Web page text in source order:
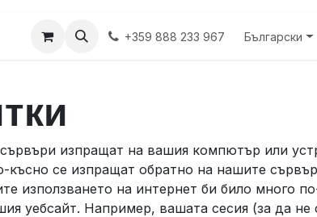
+359 888 233 967 Български
изпращат на вашия компютър или
късно се изпращат обратно на нашите
използването на интернет би било много
уебсайт. Например, вашата сесия (за да не